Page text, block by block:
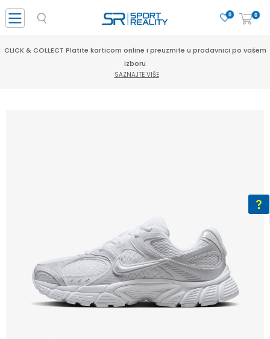
0
0
CLICK & COLLECT Platite karticom online i preuzmite u prodavnici po vašem
izboru
SAZNAJTE VIŠE